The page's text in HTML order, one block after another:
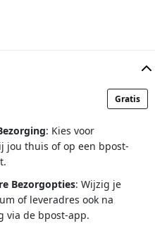
Gratis
: Kies voor
jou thuis of op een bpost-
Bezorgopties: Wijzig je
of leveradres ook na
via de bpost-app.